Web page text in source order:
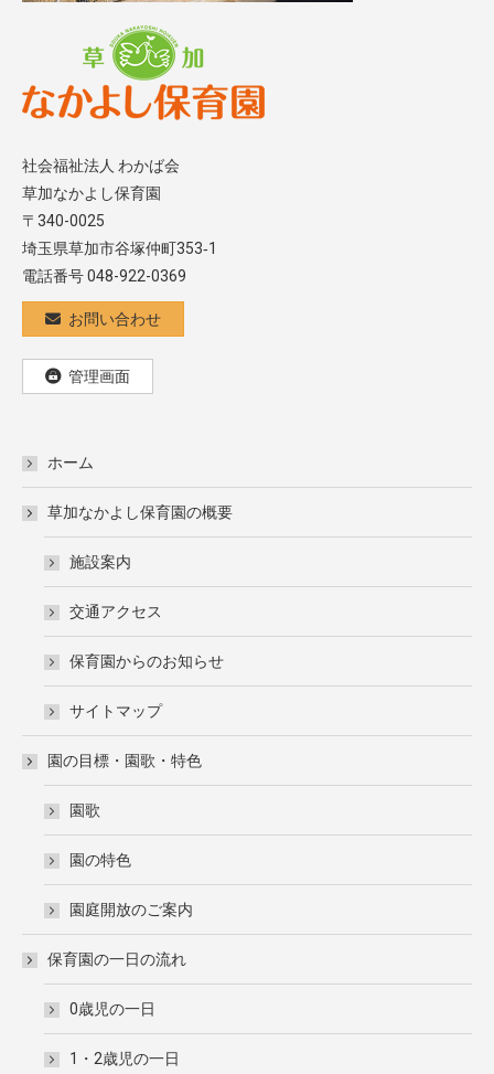
社会福祉法人 わかば会
草加なかよし保育園
〒340-0025
埼玉県草加市谷塚仲町353‐1
電話番号 048-922-0369
お問い合わせ
管理画面
ホーム
草加なかよし保育園の概要
施設案内
交通アクセス
保育園からのお知らせ
サイトマップ
園の目標・園歌・特色
園歌
園の特色
園庭開放のご案内
保育園の一日の流れ
0歳児の一日
1・2歳児の一日